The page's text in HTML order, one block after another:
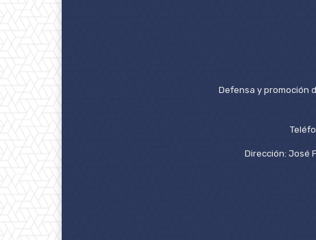
Defensa y promoción
Dirección: José